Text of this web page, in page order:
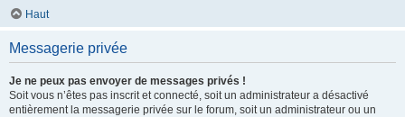
Haut
Messagerie privée
Je ne peux pas envoyer de messages privés !
Soit vous n’êtes pas inscrit et connecté, soit un administrateur a désactivé
entièrement la messagerie privée sur le forum, soit un administrateur ou un